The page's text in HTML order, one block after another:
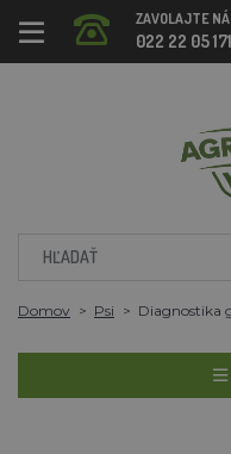
ZAVOLAJTE
022 22 05
Domov Psi Diagnostika